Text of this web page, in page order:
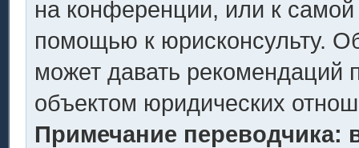
на конференции, или к
помощью к юрисконсульту.
может давать рекомендаций
объектом юридических
Примечание переводчика: